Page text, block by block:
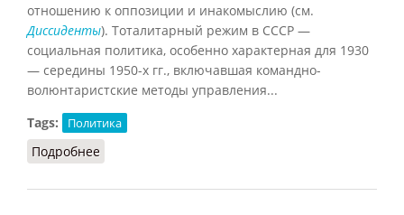
отношению к оппозиции и инакомыслию (см.
Диссиденты). Тоталитарный режим в СССР —
социальная политика, особенно характерная для 1930
— середины 1950-х гг., включавшая командно-
волюнтаристские методы управления...
Tags:
Политика
Подробнее